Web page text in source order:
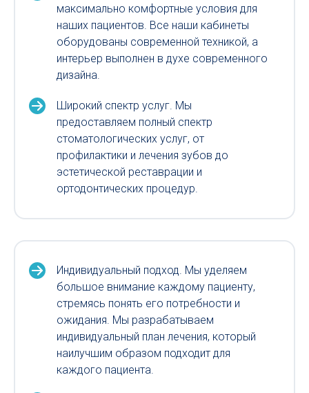
максимально комфортные условия для
наших пациентов. Все наши кабинеты
оборудованы современной техникой, а
интерьер выполнен в духе современного
дизайна.
Широкий спектр услуг. Мы
предоставляем полный спектр
стоматологических услуг, от
профилактики и лечения зубов до
эстетической реставрации и
ортодонтических процедур.
Индивидуальный подход. Мы уделяем
большое внимание каждому пациенту,
стремясь понять его потребности и
ожидания. Мы разрабатываем
индивидуальный план лечения, который
наилучшим образом подходит для
каждого пациента.